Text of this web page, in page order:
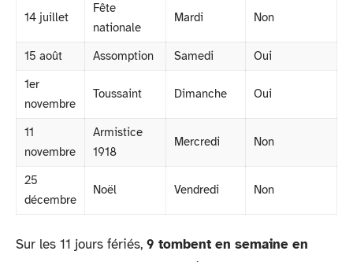
14 juillet
Fête
nationale
Mardi Non
15 août Assomption Samedi
Oui
1er
novembre
Toussaint Dimanche Oui
11
novembre
Armistice
1918
Mercredi Non
25
décembre
Noël Vendredi Non
Sur les 11 jours fériés, 9 tombent en semaine en